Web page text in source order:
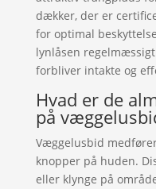
dækker, der er
for optimal
lynlåsen
forbliver intakte og
Hvad er de
på
Væggelusbid
knopper på huden.
eller klynge på